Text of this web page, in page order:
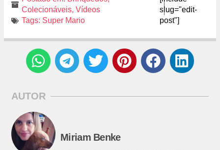
Colecionáveis, Vídeos
Tags: Super Mario
slug="edit-
post"]
AUTOR
Miriam Benke